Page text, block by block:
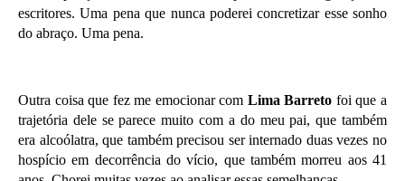
escritores. Uma pena que nunca poderei concretizar esse sonho
do abraço. Uma pena.
Outra coisa que fez me emocionar com Lima Barreto foi que a
trajetória dele se parece muito com a do meu pai, que também
era alcoólatra, que também precisou ser internado duas vezes no
hospício em decorrência do vício, que também morreu aos 41